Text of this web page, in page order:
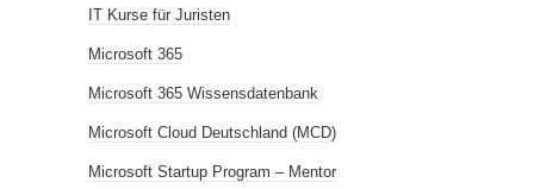
IT Kurse für Juristen
Microsoft 365
Microsoft 365 Wissensdatenbank
Microsoft Cloud Deutschland (MCD)
Microsoft Startup Program – Mentor